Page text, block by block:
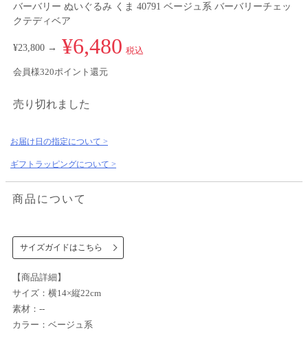
バーバリー ぬいぐるみ くま 40791 ベージュ系 バーバリーチェッ
クテディベア
¥23,800 → ¥6,480 税込
会員様320ポイント還元
売り切れました
お届け日の指定について >
ギフトラッピングについて >
商品について
サイズガイドはこちら
【商品詳細】
サイズ：横14×縦22cm
素材：--
カラー：ベージュ系